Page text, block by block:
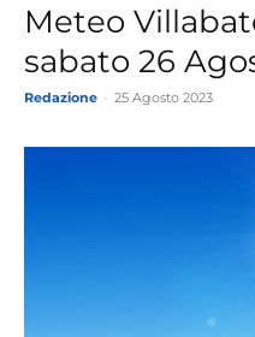
Meteo
sabato 26
Redazione 25 Agosto 2023